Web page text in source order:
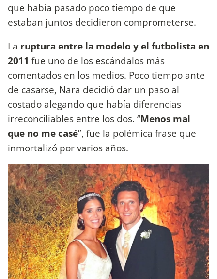
que había pasado poco tiempo de que
estaban juntos decidieron comprometerse.
La ruptura entre la modelo y el futbolista en
2011 fue uno de los escándalos más
comentados en los medios. Poco tiempo ante
de casarse, Nara decidió dar un paso al
costado alegando que había diferencias
irreconciliables entre los dos. “Menos mal
que no me casé”, fue la polémica frase que
inmortalizó por varios años.